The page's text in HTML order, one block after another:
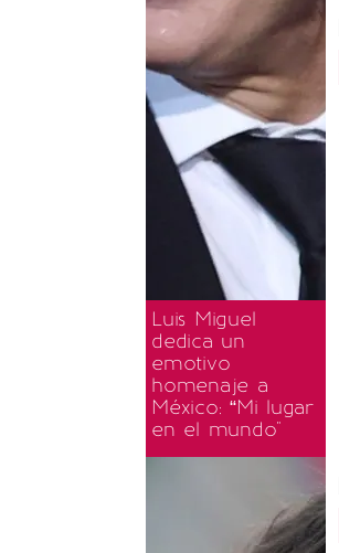
Luis Miguel
dedica un
emotivo
homenaje a
México: “Mi lugar
en el mundo"